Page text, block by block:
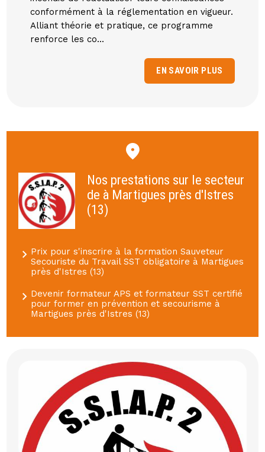
conformément à la réglementation en vigueur.
Alliant théorie et pratique, ce programme
renforce les co...
EN SAVOIR PLUS
Nos prestations sur le secteur
de à Martigues près d'Istres
(13)
Prix pour s'inscrire à la formation Sauveteur
Secouriste du Travail SST obligatoire à Martigues
près d'Istres (13)
Devenir formateur APS et formateur SST certifié
pour former en prévention et secourisme à
Martigues près d'Istres (13)